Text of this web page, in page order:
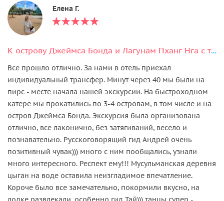
Елена Г.
К острову Джеймса Бонда и Лагунам Пханг Нга с трансфером и билетами
Все прошло отлично. За нами в отель приехал
индивидуальный трансфер. Минут через 40 мы были на
пирс - месте начала нашей экскурсии. На быстроходном
катере мы прокатились по 3-4 островам, в том числе и на
остров Джеймса Бонда. Экскурсия была организована
отлично, все лаконично, без затягиваний, весело и
познавательно. Русскоговорящий гид Андрей очень
позитивный чувак))) много с ним пообщались, узнали
много интересного. Респект ему!!! Мусульманская деревня
цыган на воде оставила неизгладимое впечатление.
Короче было все замечательно, покормили вкусно, на